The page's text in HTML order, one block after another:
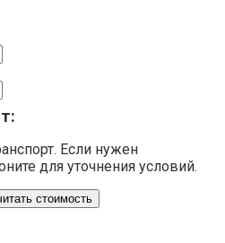
Если нужен
для уточнения условий.
стоимость